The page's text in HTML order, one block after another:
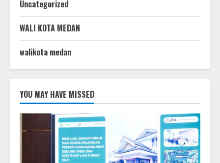
Uncategorized
WALI KOTA MEDAN
walikota medan
YOU MAY HAVE MISSED